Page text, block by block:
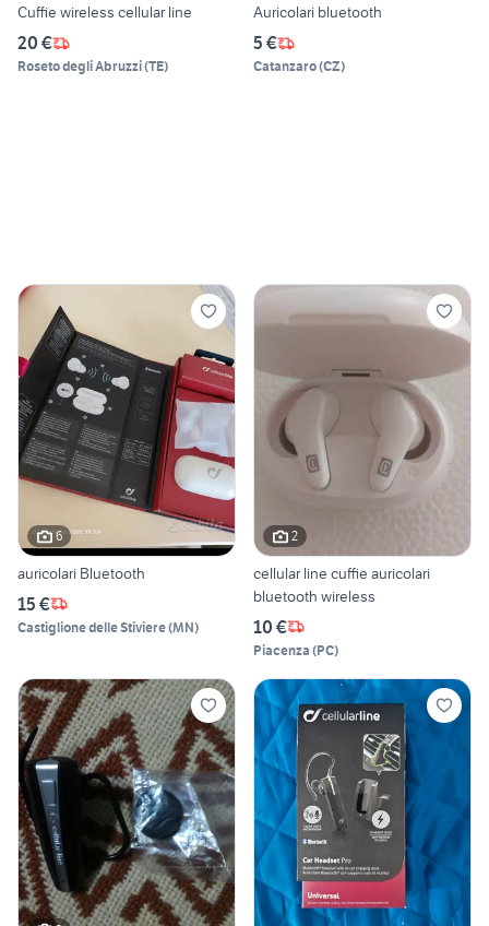
Cuffie wireless cellular line
20 €
Roseto degli Abruzzi(TE)
Auricolari bluetooth
5 €
Catanzaro(CZ)
6
auricolari Bluetooth
15 €
Castiglione delle Stiviere(MN)
2
cellular line cuffie auricolari
bluetooth wireless
10 €
Piacenza (PC)